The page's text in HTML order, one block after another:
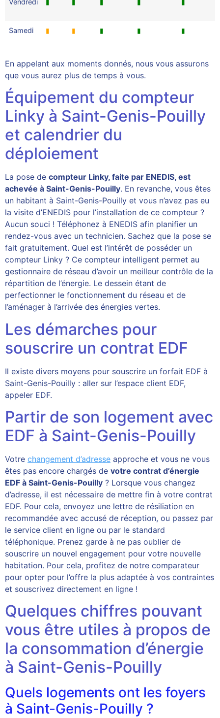
Samedi ▮ ▮ ▮ ▮ ▮
En appelant aux moments donnés, nous vous assurons
que vous aurez plus de temps à vous.
Équipement du compteur
Linky à Saint-Genis-Pouilly
et calendrier du
déploiement
La pose de compteur Linky, faite par ENEDIS, est
achevée à Saint-Genis-Pouilly. En revanche, vous êtes
un habitant à Saint-Genis-Pouilly et vous n’avez pas eu
la visite d’ENEDIS pour l’installation de ce compteur ?
Aucun souci ! Téléphonez à ENEDIS afin planifier un
rendez-vous avec un technicien. Sachez que la pose se
fait gratuitement. Quel est l’intérêt de posséder un
compteur Linky ? Ce compteur intelligent permet au
gestionnaire de réseau d’avoir un meilleur contrôle de la
répartition de l’énergie. Le dessein étant de
perfectionner le fonctionnement du réseau et de
l’aménager à l’arrivée des énergies vertes.
Les démarches pour
souscrire un contrat EDF
Il existe divers moyens pour souscrire un forfait EDF à
Saint-Genis-Pouilly : aller sur l’espace client EDF,
appeler EDF.
Partir de son logement avec
EDF à Saint-Genis-Pouilly
Votre changement d’adresse approche et vous ne vous
êtes pas encore chargés de votre contrat d’énergie
EDF à Saint-Genis-Pouilly ? Lorsque vous changez
d’adresse, il est nécessaire de mettre fin à votre contrat
EDF. Pour cela, envoyez une lettre de résiliation en
recommandée avec accusé de réception, ou passez par
le service client en ligne ou par le standard
téléphonique. Prenez garde à ne pas oublier de
souscrire un nouvel engagement pour votre nouvelle
habitation. Pour cela, profitez de notre comparateur
pour opter pour l’offre la plus adaptée à vos contraintes
et souscrivez directement en ligne !
Quelques chiffres pouvant
vous être utiles à propos de
la consommation d’énergie
à Saint-Genis-Pouilly
Quels logements ont les foyers
à Saint-Genis-Pouilly ?